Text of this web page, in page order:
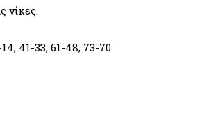
νίκες.
41-33, 61-48, 73-70